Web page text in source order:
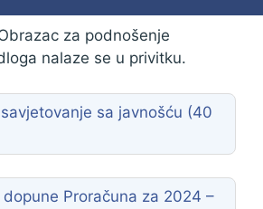
za podnošenje
nalaze se u privitku.
sa javnošću
dopune Proračuna za 2024 –